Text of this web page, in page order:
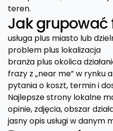
teren.
Jak grupować
usługa plus miasto lub
problem plus lokalizacja
branża plus okolica
frazy z „near me” w rynku
pytania o koszt, termin i
Najlepsze strony lokalne
opinie, zdjęcia, obszar
jasny opis usługi w danym